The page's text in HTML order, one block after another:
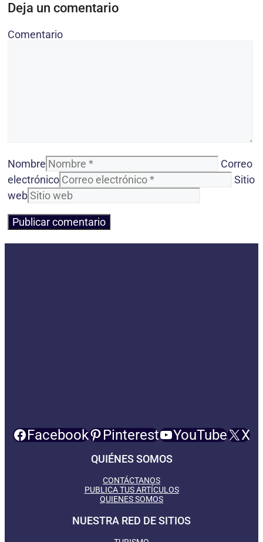
Deja un comentario
Comentario
Nombre
Correo
electrónico
Sitio
web
Facebook Pinterest YouTube X
QUIÉNES SOMOS
CONTÁCTANOS
PUBLICA TUS ARTÍCULOS
QUIENES SOMOS
NUESTRA RED DE SITIOS